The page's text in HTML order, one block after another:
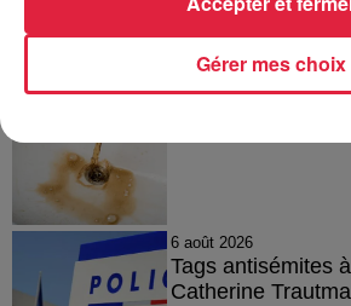
6 août 2026
Tags antisémites
Catherine
Gérer mes choix